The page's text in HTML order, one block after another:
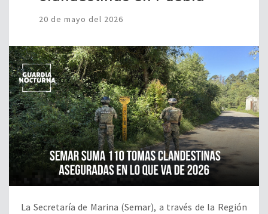
20 de mayo del 2026
La Secretaría de Marina (Semar), a través de la Región